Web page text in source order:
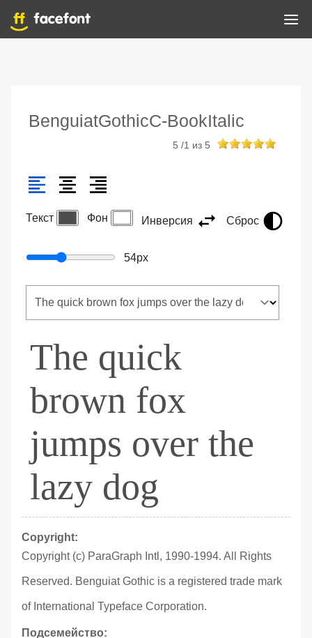
BenguiatGothicC-BookItalic
5 /1 из 5
Текст Фон Инверсия Сброс
54px
The quick
brown fox
jumps over the
lazy dog
Copyright:
Copyright (c) ParaGraph Intl, 1990-1994. All Rights
Reserved. Benguiat Gothic is a registered trade mark
of International Typeface Corporation.
Подсемейство: